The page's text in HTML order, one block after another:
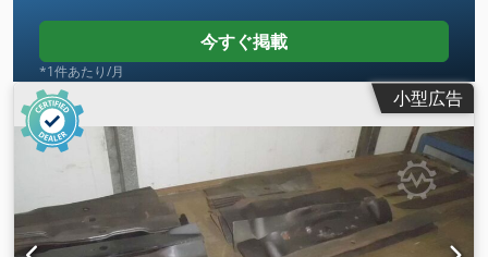
今すぐ掲載
*1件あたり/月
小型広告